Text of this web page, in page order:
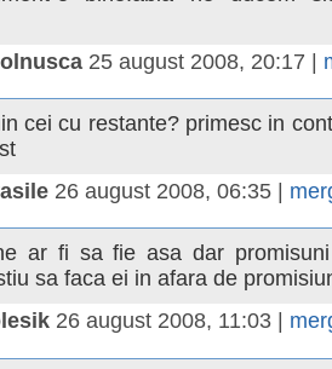
25 august 2008, 20:17 |
cei cu restante? primesc in
26 august 2008, 06:35
ar fi sa fie asa dar
sa faca ei in afara de
26 august 2008, 11:03